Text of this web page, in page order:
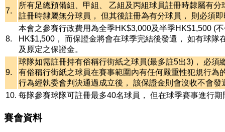
7.
所有足總預備組、甲組、 乙組及丙組球員註冊時隸屬有
註冊時隸屬無分球員， 但其後註冊為有分球員， 則必須
8.
本會之參賽行政費用為全季HK$3,000及半季HK$1,500 (
HK$1,500， 而保證金將會在球季完結後發還， 如有球
及原定之保證金。
9.
球隊如需註冊持有俗稱行街紙之球員(最多註5出3)， 必
有俗稱行街紙之球員在賽事範圍內有任何嚴重性犯規行
行為經執委會判決通過成立後， 該保證金則會沒收不會發
10. 每隊參賽球隊可註冊最多40名球員， 但在球季賽事進行
賽會資料